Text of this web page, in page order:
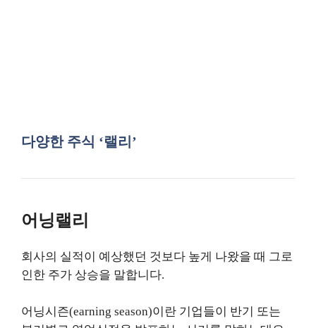
다양한 주식 ‘랠리’
어닝랠리
회사의 실적이 예상했던 것보다 높게 나왔을 때 그로
인한 주가 상승을 말합니다.
어닝시즌(earning season)이란 기업들이 반기 또는